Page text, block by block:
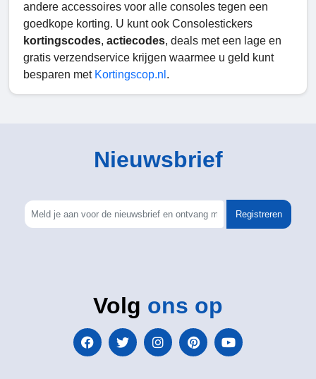
andere accessoires voor alle consoles tegen een
goedkope korting. U kunt ook Consolestickers
kortingscodes, actiecodes, deals met een lage en
gratis verzendservice krijgen waarmee u geld kunt
besparen met Kortingscop.nl .
Nieuwsbrief
Registreren
Volg ons op